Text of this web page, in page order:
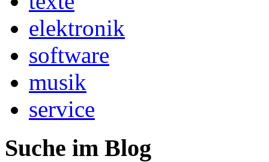
elektronik
software
musik
service
Suche im Blog